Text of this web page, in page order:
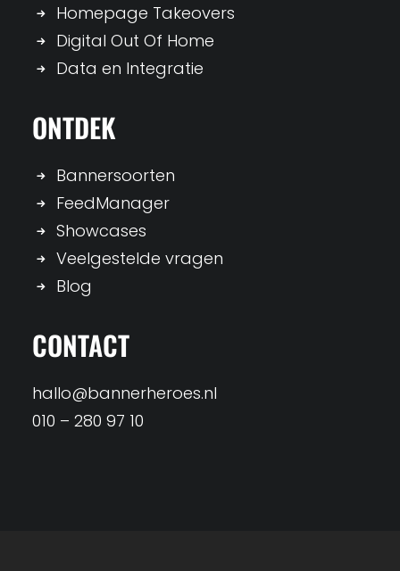
Homepage Takeovers
Digital Out Of Home
Data en Integratie
ONTDEK
Bannersoorten
FeedManager
Showcases
Veelgestelde vragen
Blog
CONTACT
hallo@bannerheroes.nl
010 – 280 97 10